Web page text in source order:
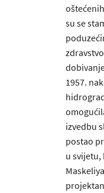
su se
1957.
izvedbu
postao
u svijetu,